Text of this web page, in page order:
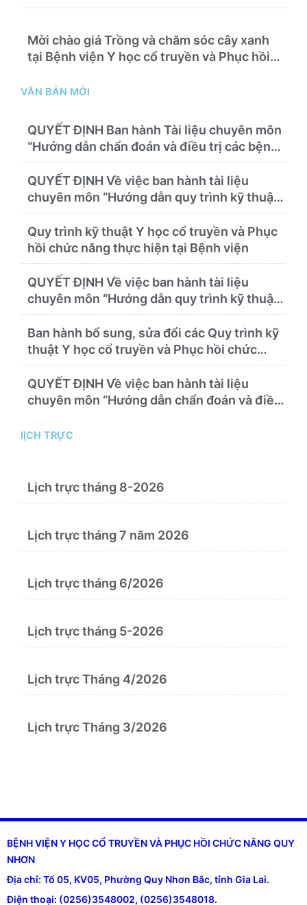
Mời chào giá Trồng và chăm sóc cây xanh
tại Bệnh viện Y học cổ truyền và Phục hồi
Danh mục hàng hóa, mẫu báo giá kèm theo)
VĂN BẢN MỚI
QUYẾT ĐỊNH Ban hành Tài liệu chuyên môn
“Hướng dẫn chẩn đoán và điều trị các bệnh
thường gặp tại Bệnh viện Y học cổ truyền và
Phục hồi chức năng Quy Nhơn”
QUYẾT ĐỊNH Về việc ban hành tài liệu
chuyên môn “Hướng dẫn quy trình kỹ thuật
về chẩn đoán hình ảnh thuộc chương Điện
quang”
Quy trình kỹ thuật Y học cổ truyền và Phục
hồi chức năng thực hiện tại Bệnh viện
QUYẾT ĐỊNH Về việc ban hành tài liệu
chuyên môn “Hướng dẫn quy trình kỹ thuật
chuyên ngành y học cổ truyền”
Ban hành bổ sung, sửa đổi các Quy trình kỹ
thuật Y học cổ truyền và Phục hồi chức
năng thực hiện tại Bệnh viện
QUYẾT ĐỊNH Về việc ban hành tài liệu
chuyên môn “Hướng dẫn chẩn đoán và điều
cổ truyền với y học hiện đại”
lỊCH TRỰC
Lịch trực tháng 8-2026
Lịch trực tháng 7 năm 2026
Lịch trực tháng 6/2026
Lịch trực tháng 5-2026
Lịch trực Tháng 4/2026
Lịch trực Tháng 3/2026
BỆNH VIỆN Y HỌC CỔ TRUYỀN VÀ PHỤC HỒI CHỨC NĂNG QUY
NHƠN
Địa chỉ: Tổ 05, KV05, Phường Quy Nhơn Bắc, tỉnh Gia Lai.
Điện thoại: (0256)3548002, (0256)3548018.